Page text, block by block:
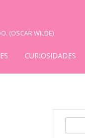
(OSCAR WILDE)
CURIOSIDADES